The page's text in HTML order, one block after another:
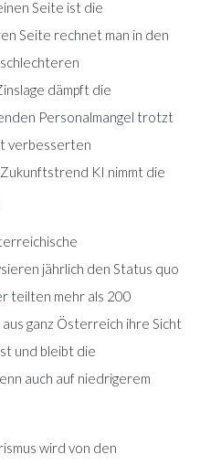
Seite ist die
Seite rechnet man in den
dämpft die
Personalmangel trotzt
verbesserten
KI nimmt die
jährlich den Status quo
teilten mehr als 200
ganz Österreich ihre Sicht
und bleibt die
auch auf niedrigerem
wird von den